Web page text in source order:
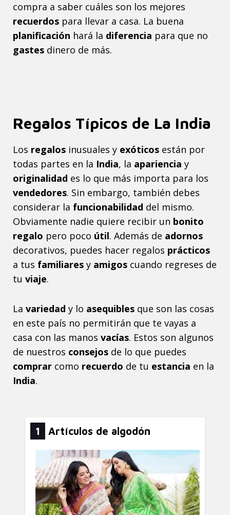
compra a saber cuáles son los mejores
recuerdos para llevar a casa. La buena
planificación hará la diferencia para que no
gastes dinero de más.
Regalos Típicos de La India
Los regalos inusuales y exóticos están por
todas partes en la India, la apariencia y
originalidad es lo que más importa para los
vendedores. Sin embargo, también debes
considerar la funcionabilidad del mismo.
Obviamente nadie quiere recibir un bonito
regalo pero poco útil. Además de adornos
decorativos, puedes hacer regalos prácticos
a tus familiares y amigos cuando regreses de
tu viaje.
La variedad y lo asequibles que son las cosas
en este país no permitirán que te vayas a
casa con las manos vacías. Estos son algunos
de nuestros consejos de lo que puedes
comprar como recuerdo de tu estancia en la
India.
1 Artículos de algodón